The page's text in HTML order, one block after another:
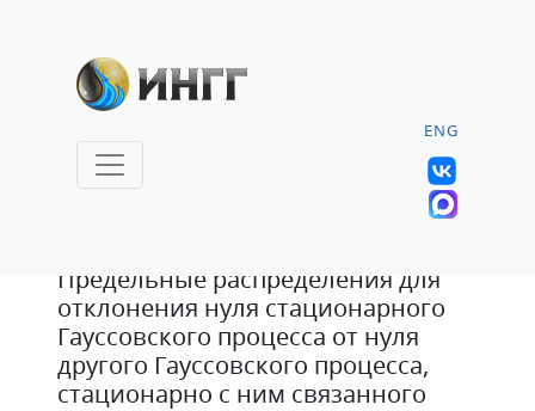
ENG
Предельные распределения для
отклонения нуля стационарного
Гауссовского процесса от нуля
другого Гауссовского процесса,
стационарно с ним связанного